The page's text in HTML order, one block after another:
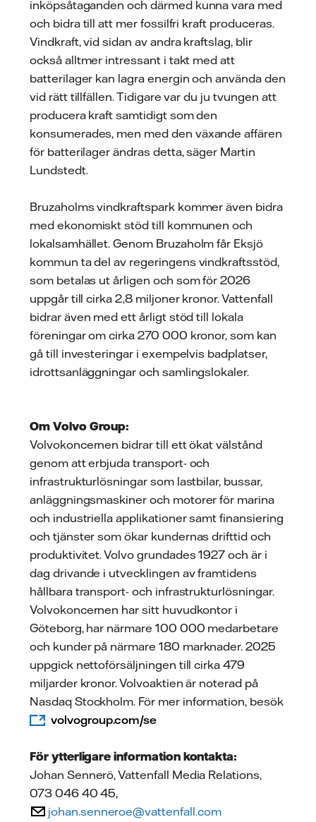
inköpsåtaganden och därmed kunna vara med
och bidra till att mer fossilfri kraft produceras.
Vindkraft, vid sidan av andra kraftslag, blir
också alltmer intressant i takt med att
batterilager kan lagra energin och använda den
vid rätt tillfällen. Tidigare var du ju tvungen att
producera kraft samtidigt som den
konsumerades, men med den växande affären
för batterilager ändras detta, säger Martin
Lundstedt.
Bruzaholms vindkraftspark kommer även bidra
med ekonomiskt stöd till kommunen och
lokalsamhället. Genom Bruzaholm får Eksjö
kommun ta del av regeringens vindkraftsstöd,
som betalas ut årligen och som för 2026
uppgår till cirka 2,8 miljoner kronor. Vattenfall
bidrar även med ett årligt stöd till lokala
föreningar om cirka 270 000 kronor, som kan
gå till investeringar i exempelvis badplatser,
idrottsanläggningar och samlingslokaler.
Om Volvo Group:
Volvokoncernen bidrar till ett ökat välstånd
genom att erbjuda transport- och
infrastrukturlösningar som lastbilar, bussar,
anläggningsmaskiner och motorer för marina
och industriella applikationer samt finansiering
och tjänster som ökar kundernas drifttid och
produktivitet. Volvo grundades 1927 och är i
dag drivande i utvecklingen av framtidens
hållbara transport- och infrastrukturlösningar.
Volvokoncernen har sitt huvudkontor i
Göteborg, har närmare 100 000 medarbetare
och kunder på närmare 180 marknader. 2025
uppgick nettoförsäljningen till cirka 479
miljarder kronor. Volvoaktien är noterad på
Nasdaq Stockholm. För mer information, besök
volvogroup.com/se
För ytterligare information kontakta:
Johan Sennerö, Vattenfall Media Relations,
073 046 40 45,
johan.senneroe@vattenfall.com